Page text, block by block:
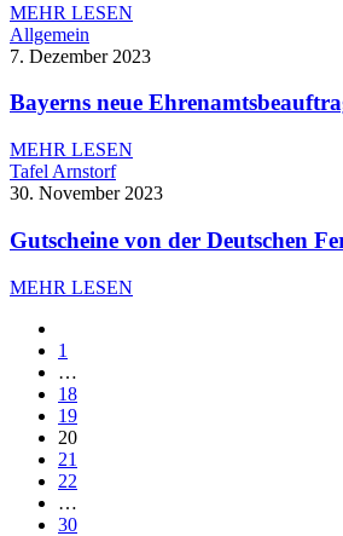
MEHR LESEN
Allgemein
7. Dezember 2023
Bayerns neue
MEHR LESEN
Tafel Arnstorf
30. November 2023
Gutscheine von der Deutschen
MEHR LESEN
1
…
18
19
20
21
22
…
30